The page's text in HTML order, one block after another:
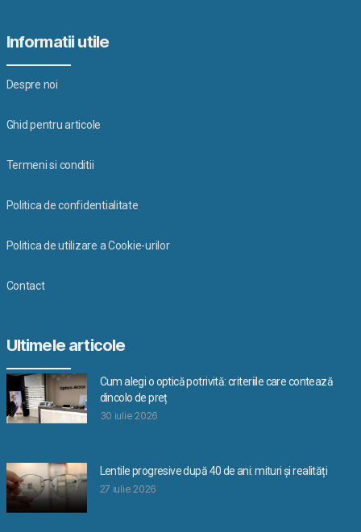
Informatii utile
Despre noi
Ghid pentru articole
Termeni si conditii
Politica de confidentialitate
Politica de utilizare a Cookie-urilor
Contact
Ultimele articole
Cum alegi o optică potrivită: criteriile care contează
dincolo de preț
30 iulie 2026
Lentile progresive după 40 de ani: mituri și realități
27 iulie 2026